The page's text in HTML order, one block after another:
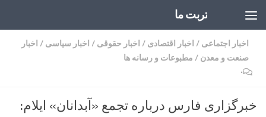
تربت ما
اخبار اجتماعی / اخبار اقتصادی / اخبار حقوقی / اخبار سیاسی / اخبار
صنعت و معدن / مطبوعات و رسانه ها
۰
خبرگزاری فارس درباره تجمع «آبدانان» ایلام: